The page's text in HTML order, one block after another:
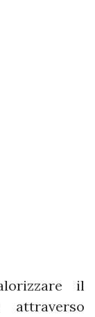
il
attraverso